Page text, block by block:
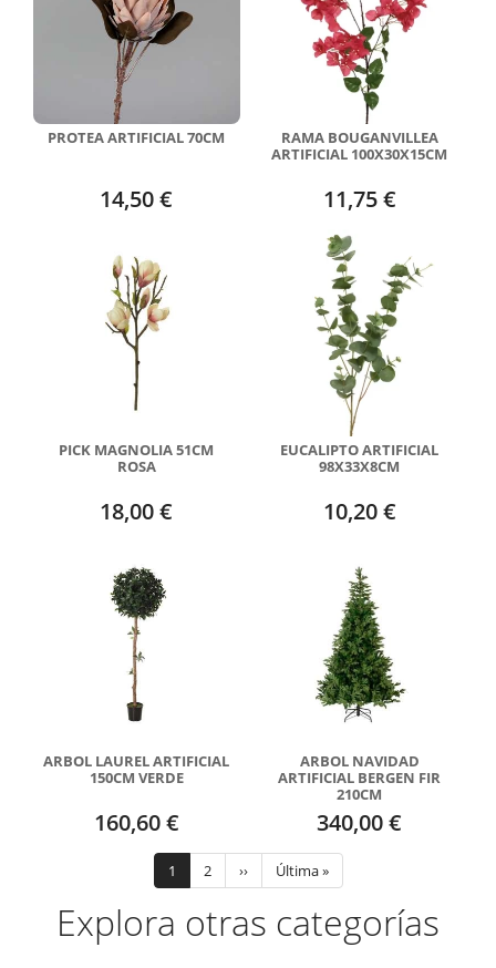
PROTEA ARTIFICIAL 70CM
14,50 €
RAMA BOUGANVILLEA
ARTIFICIAL 100X30X15CM
11,75 €
PICK MAGNOLIA 51CM
ROSA
18,00 €
EUCALIPTO ARTIFICIAL
98X33X8CM
10,20 €
ARBOL LAUREL ARTIFICIAL
150CM VERDE
160,60 €
ARBOL NAVIDAD
ARTIFICIAL BERGEN FIR
210CM
340,00 €
Página
actual
1 Page
2
Siguiente
página
››
Última
página
Última »
Explora otras categorías